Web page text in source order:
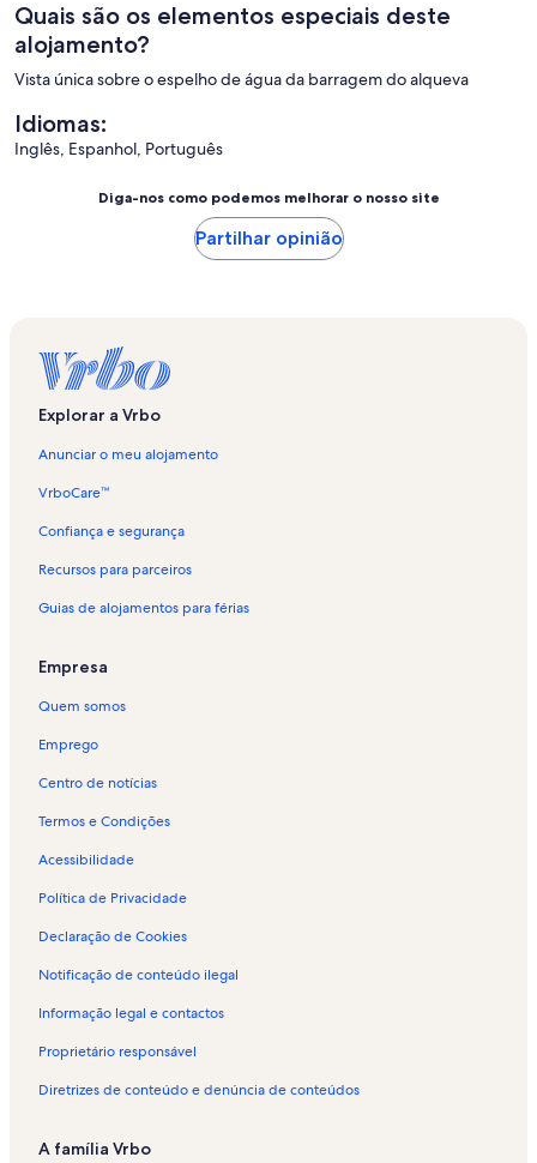
Quais são os elementos especiais deste
alojamento?
Vista única sobre o espelho de água da barragem do alqueva
Idiomas:
Inglês, Espanhol, Português
Diga-nos como podemos melhorar o nosso site
Partilhar opinião
Explorar a Vrbo
Anunciar o meu alojamento
VrboCare™
Confiança e segurança
Recursos para parceiros
Guias de alojamentos para férias
Empresa
Quem somos
Emprego
Centro de notícias
Termos e Condições
Acessibilidade
Política de Privacidade
Declaração de Cookies
Notificação de conteúdo ilegal
Informação legal e contactos
Proprietário responsável
Diretrizes de conteúdo e denúncia de conteúdos
A família Vrbo